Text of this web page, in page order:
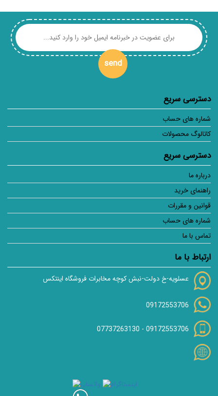
send
دسترسی سریع
شماره های حساب
کاتالوگ محصولات
دسترسی سریع
درباره ما
راهنمای خرید
قوانین و مقررات
شماره های حساب
تماس با ما
ارتباط با ما
عسلویه-خ دولت-نبش کوچه مخابرات فروشگاه اینتکس
09172553706
09172553706
-
07737263130